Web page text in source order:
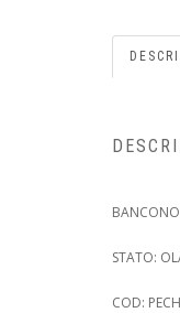
STATO:
COD: